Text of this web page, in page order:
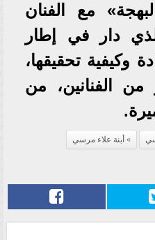
مع الفنان
دار في إطار
وكيفية تحقيقها،
الفنانين، من
أبنة علاء مرسي